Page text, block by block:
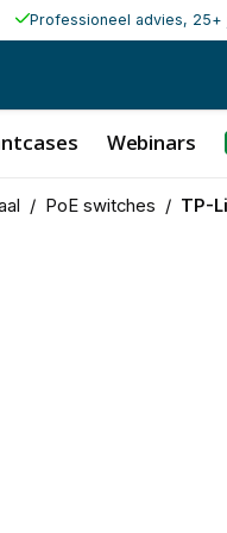
Professioneel advies, 25+
Webinars
/ PoE switches / TP-